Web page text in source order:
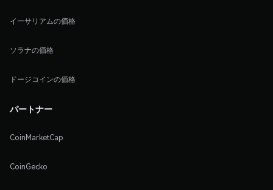
イーサリアムの価格
ソラナの価格
ドージコインの価格
パートナー
CoinMarketCap
CoinGecko